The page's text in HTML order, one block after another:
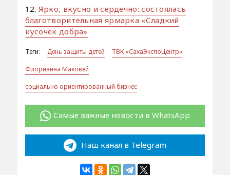
12. Ярко, вкусно и сердечно: состоялась
благотворительная ярмарка «Сладкий
кусочек добра»
Теги: День защиты детей
ТВК «СахаЭкспоЦентр»
Флорианна Маковей
социально ориентированный бизнес
Самые важные новости в WhatsApp
Наш канал в Telegram